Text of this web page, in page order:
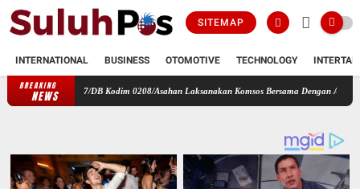
SITEMAP
INTERNATIONAL BUSINESS OTOMOTIVE TECHNOLOGY
BREAKING
NEWS
17/DB Kodim 0208/Asahan Laksanakan Komsos Bersama Dengan Abang Becak